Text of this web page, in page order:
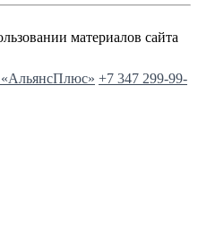
материалов сайта
+7 347 299-99-